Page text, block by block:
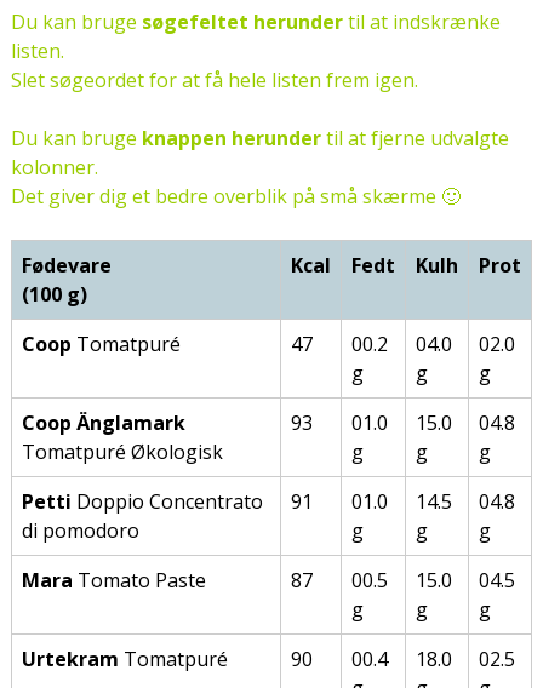
Du kan bruge søgefeltet herundertil at indskrænke
listen.
Slet søgeordet for at få hele listen frem igen.
Du kan bruge knappen herundertil at fjerne udvalgte
kolonner.
Det giver dig et bedre overblik på små skærme 🙂
Fødevare
(100 g)
Kcal Fedt Kulh Prot
Coop Tomatpuré 47
00.2
g
04.0
g
02.0
g
Coop Änglamark
Tomatpuré Økologisk
93
01.0
g
15.0
g
04.8
g
Petti Doppio Concentrato
di pomodoro
91
01.0
g
14.5
g
04.8
g
Mara Tomato Paste 87
00.5
g
15.0
g
04.5
g
Urtekram Tomatpuré 90
00.4
18.0
02.5